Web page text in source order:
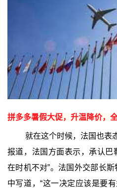
拼多多暑假大促，升温降价，
就在这个时候，法国也表
报道，法国方面表示，承认巴
在时机不对”。法国外交部长
中写道，“这一决定应该是要